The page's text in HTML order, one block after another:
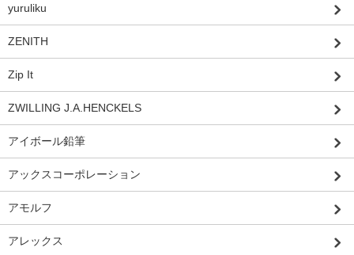
yuruliku
ZENITH
Zip It
ZWILLING J.A.HENCKELS
アイボール鉛筆
アックスコーポレーション
アモルフ
アレックス